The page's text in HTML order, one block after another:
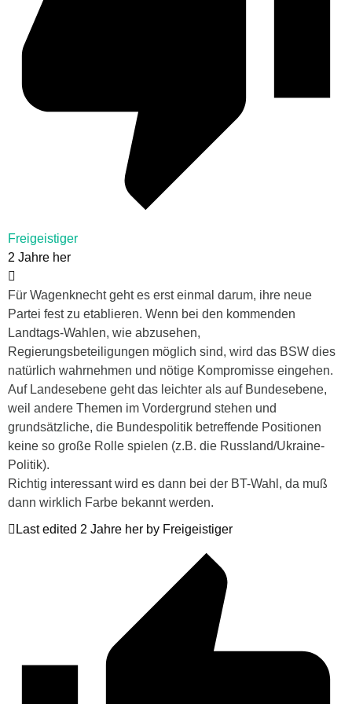
Freigeistiger
2 Jahre her
Für Wagenknecht geht es erst einmal darum, ihre neue
Partei fest zu etablieren. Wenn bei den kommenden
Landtags-Wahlen, wie abzusehen,
Regierungsbeteiligungen möglich sind, wird das BSW dies
natürlich wahrnehmen und nötige Kompromisse eingehen.
Auf Landesebene geht das leichter als auf Bundesebene,
weil andere Themen im Vordergrund stehen und
grundsätzliche, die Bundespolitik betreffende Positionen
keine so große Rolle spielen (z.B. die Russland/Ukraine-
Politik).
Richtig interessant wird es dann bei der BT-Wahl, da muß
dann wirklich Farbe bekannt werden.
Last edited 2 Jahre her by Freigeistiger